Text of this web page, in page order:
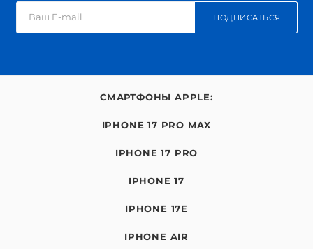
ПОДПИСАТЬСЯ
СМАРТФОНЫ APPLE:
IPHONE 17 PRO MAX
IPHONE 17 PRO
IPHONE 17
IPHONE 17E
IPHONE AIR